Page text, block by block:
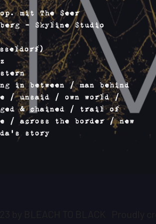
mit The Seer
- Skyline Studio
in between / man behind
/ unsaid / own world /
& chained / trail of
/ across the border / new
story